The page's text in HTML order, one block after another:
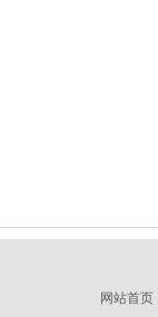
网站首页